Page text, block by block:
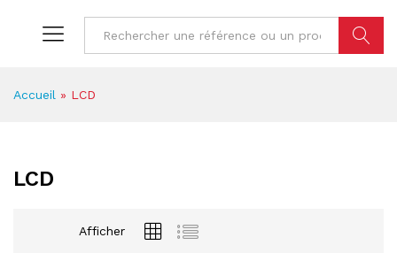
Accueil » LCD
LCD
Afficher